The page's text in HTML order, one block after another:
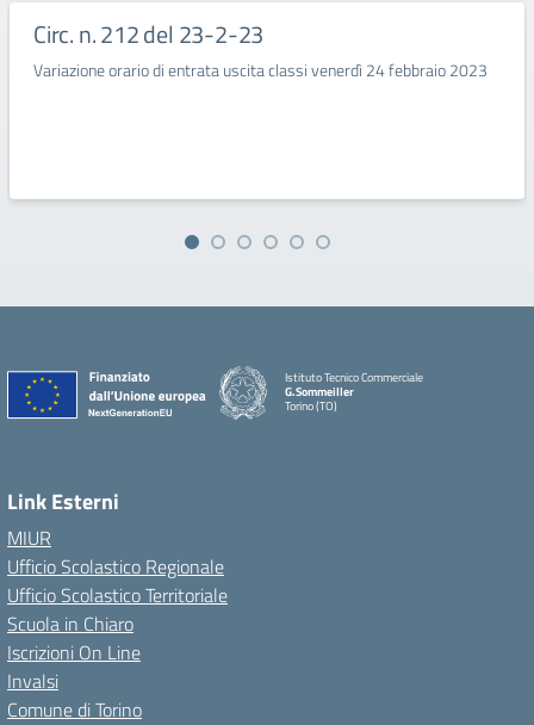
Circ. n. 212 del 23-2-23
Variazione orario di entrata uscita classi venerdì 24 febbraio 2023
Istituto Tecnico Commerciale
G.Sommeiller
Torino (TO)
Link Esterni
MIUR
Ufficio Scolastico Regionale
Ufficio Scolastico Territoriale
Scuola in Chiaro
Iscrizioni On Line
Invalsi
Comune di Torino